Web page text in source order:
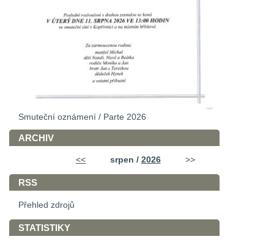
Smuteční oznámení / Parte 2026
ARCHIV
<< srpen / 2026 >>
RSS
Přehled zdrojů
STATISTIKY